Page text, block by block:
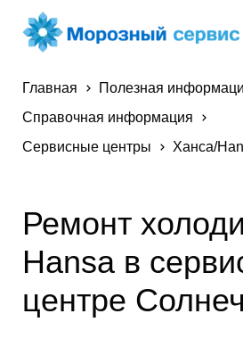
Главная
Полезная
Справочная информация
Сервисные центры
Ханса/
Ремонт
Hansa в
центре